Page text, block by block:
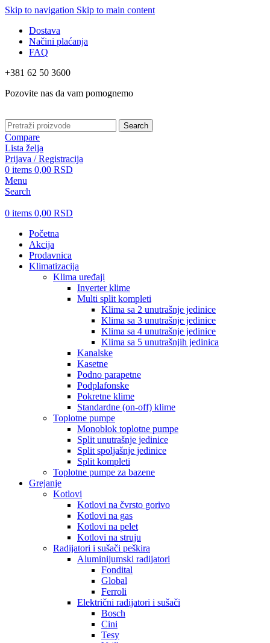
Skip to navigation Skip to main content
Dostava
Načini plaćanja
FAQ
+381 62 50 3600
Pozovite nas da vam pomognemo
Search
Compare
Lista želja
Prijava / Registracija
0 items 0,00 RSD
Menu
Search
0 items 0,00 RSD
Početna
Akcija
Prodavnica
Klimatizacija
Klima uređaji
Inverter klime
Multi split kompleti
Klima sa 2 unutrašnje jedinice
Klima sa 3 unutrašnje jedinice
Klima sa 4 unutrašnje jedinice
Klima sa 5 unutrašnjih jedinica
Kanalske
Kasetne
Podno parapetne
Podplafonske
Pokretne klime
Standardne (on-off) klime
Toplotne pumpe
Monoblok toplotne pumpe
Split unutrašnje jedinice
Split spoljašnje jedinice
Split kompleti
Toplotne pumpe za bazene
Grejanje
Kotlovi
Kotlovi na čvrsto gorivo
Kotlovi na gas
Kotlovi na pelet
Kotlovi na struju
Radijatori i sušači peškira
Aluminijumski radijatori
Fondital
Global
Ferroli
Električni radijatori i sušači
Bosch
Cini
Tesy